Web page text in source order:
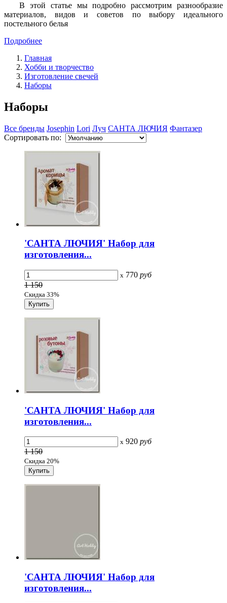
В этой статье мы подробно рассмотрим разнообразие
материалов, видов и советов по выбору идеального
постельного белья
Подробнее
Главная
Хобби и творчество
Изготовление свечей
Наборы
Наборы
Все бренды Josephin Lori Луч САНТА ЛЮЧИЯ Фантазер
Сортировать по:
'САНТА ЛЮЧИЯ' Набор для
изготовления...
x 770 руб
1 150
Скидка 33%
'САНТА ЛЮЧИЯ' Набор для
изготовления...
x 920 руб
1 150
Скидка 20%
'САНТА ЛЮЧИЯ' Набор для
изготовления...